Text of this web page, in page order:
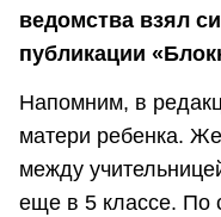
ведомства взял
публикации
Напомним, в
матери ребенка.
между
еще в 5 классе. По